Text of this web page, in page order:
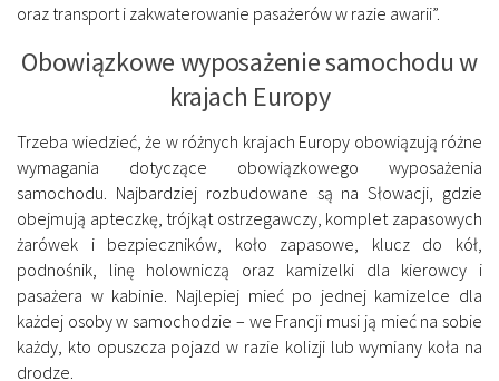
oraz transport i zakwaterowanie pasażerów w razie awarii”.
Obowiązkowe wyposażenie samochodu w
krajach Europy
Trzeba wiedzieć, że w różnych krajach Europy obowiązują różne
wymagania dotyczące obowiązkowego wyposażenia
samochodu. Najbardziej rozbudowane są na Słowacji, gdzie
obejmują apteczkę, trójkąt ostrzegawczy, komplet zapasowych
żarówek i bezpieczników, koło zapasowe, klucz do kół,
podnośnik, linę holowniczą oraz kamizelki dla kierowcy i
pasażera w kabinie. Najlepiej mieć po jednej kamizelce dla
każdej osoby w samochodzie – we Francji musi ją mieć na sobie
każdy, kto opuszcza pojazd w razie kolizji lub wymiany koła na
drodze.